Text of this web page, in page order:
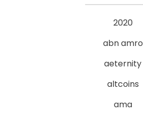
2020
abn amro
aeternity
altcoins
ama